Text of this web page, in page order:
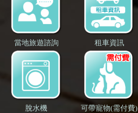
當地旅遊諮詢 租車資訊
脫水機 可帶寵物(需付費)